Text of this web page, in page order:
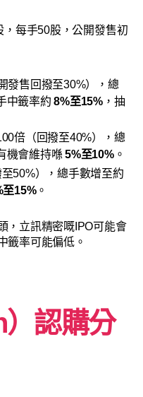
每手50股，公開發售初
發售回撥至30%），總
中籤率約8%至15% ，抽
倍（回撥至40%），總
機會維持喺5%至10%。
50%），總手數增至約
至15%。
，立訊精密嘅IPO可能會
籤率可能偏低。
認購分